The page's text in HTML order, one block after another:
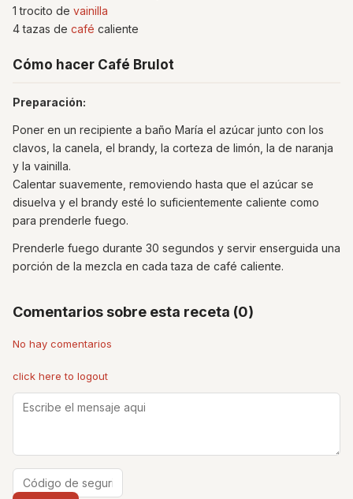
1 trocito de vainilla
4 tazas de café caliente
Cómo hacer Café Brulot
Preparación:
Poner en un recipiente a baño María el azúcar junto con los
clavos, la canela, el brandy, la corteza de limón, la de naranja
y la vainilla.
Calentar suavemente, removiendo hasta que el azúcar se
disuelva y el brandy esté lo suficientemente caliente como
para prenderle fuego.
Prenderle fuego durante 30 segundos y servir enserguida una
porción de la mezcla en cada taza de café caliente.
Comentarios sobre esta receta (0)
No hay comentarios
click here to logout